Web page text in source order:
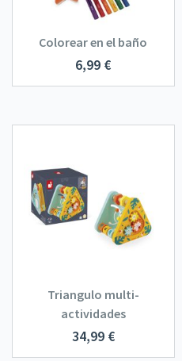
Colorear en el baño
6,99 €
Triangulo multi-
actividades
34,99 €